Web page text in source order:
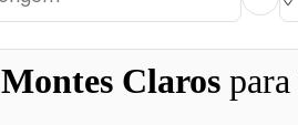
Montes Claros para